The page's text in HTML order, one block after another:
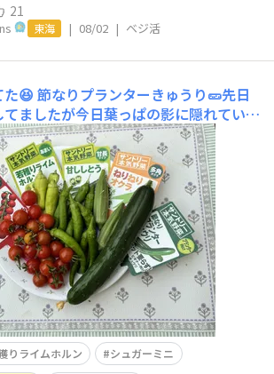
21
東海 | 08/02 | ベジ活
た😆 節なりプランターきゅうり🥒先日
ましたが今日葉っぱの影に隠れている
ました👀✨やったー🙌嬉しいです😊他に
も３つ見つけました😆このまま大きく
いな💕シュガーミニはこれで終了です楽
りがとう😊🍅✨ねりねりオクラと甘しし
りライムホルン
シュガーミニ